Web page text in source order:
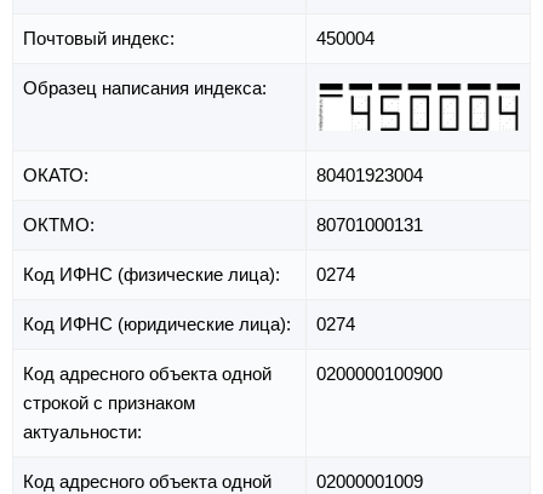
Почтовый индекс: 450004
Образец написания индекса:
ОКАТО: 80401923004
ОКТМО: 80701000131
Код ИФНС (физические лица): 0274
Код ИФНС (юридические лица): 0274
Код адресного объекта одной
строкой с признаком
актуальности:
0200000100900
Код адресного объекта одной
02000001009